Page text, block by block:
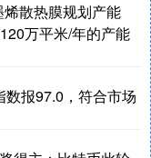
散热膜规划产能
万平米/年的产能
报97.0，符合市场